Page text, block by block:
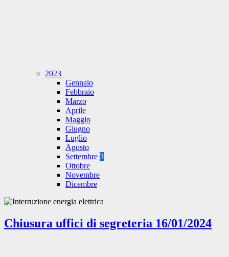
2023
Gennaio
Febbraio
Marzo
Aprile
Maggio
Giugno
Luglio
Agosto
Settembre 3
Ottobre
Novembre
Dicembre
Chiusura uffici di segreteria 16/01/2024